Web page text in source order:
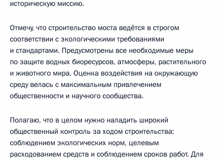
историческую миссию.
Отмечу, что строительство моста ведётся в строгом
соответствии с экологическими требованиями
и стандартами. Предусмотрены все необходимые меры
по защите водных биоресурсов, атмосферы, растительного
и животного мира. Оценка воздействия на окружающую
среду велась с максимальным привлечением
общественности и научного сообщества.
Полагаю, что в целом нужно наладить широкий
общественный контроль за ходом строительства:
соблюдением экологических норм, целевым
расходованием средств и соблюдением сроков работ. Для